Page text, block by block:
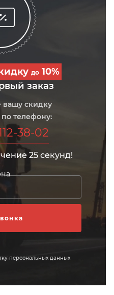
до10%
заказ
вашу скидку
телефону:
38-02
25 секунд!
персональных данных